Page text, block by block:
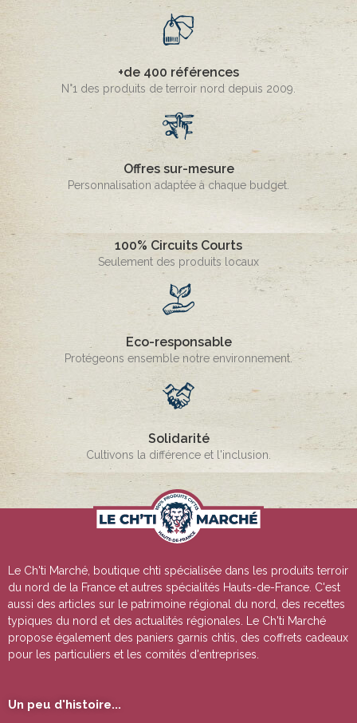
+de 400 références
N°1 des produits de terroir nord depuis 2009.
Offres sur-mesure
Personnalisation adaptée à chaque budget.
100% Circuits Courts
Seulement des produits locaux
Eco-responsable
Protégeons ensemble notre environnement.
Solidarité
Cultivons la différence et l'inclusion.
Le Ch'ti Marché, boutique chti spécialisée dans les produits terroir
du nord de la France et autres spécialités Hauts-de-France. C'est
aussi des articles sur le patrimoine régional du nord, des recettes
typiques du nord et des actualités régionales. Le Ch'ti Marché
propose également des paniers garnis chtis, des coffrets cadeaux
pour les particuliers et les comités d'entreprises.
Un peu d'histoire...